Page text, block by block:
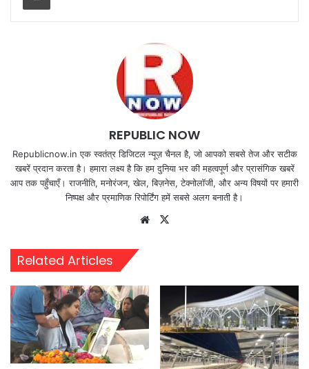
REPUBLIC NOW
Republicnow.in एक स्वतंत्र डिजिटल न्यूज़ चैनल है, जो आपको सबसे तेज और सटीक
खबरें प्रदान करता है। हमारा लक्ष्य है कि हम दुनिया भर की महत्वपूर्ण और प्रासंगिक खबरें
आप तक पहुँचाएँ। राजनीति, मनोरंजन, खेल, बिज़नेस, टेक्नोलॉजी, और अन्य विषयों पर हमारी
निष्पक्ष और प्रमाणिक रिपोर्टिंग हमें सबसे अलग बनाती है।
Website
Related Articles